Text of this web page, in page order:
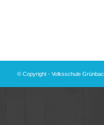
© Copyright - Volksschule